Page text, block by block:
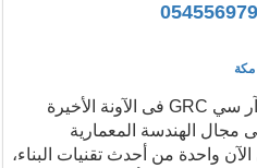
احتلت مادة جي آر سي GRC فى الآونة الأخيرة
مجال الهندسة المعمارية
واحدة من أحدث تقنيات البناء،